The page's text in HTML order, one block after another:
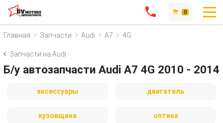
0
Главная Запчасти Audi A7 4G
Запчасти на Audi
Б/у автозапчасти Audi A7 4G 2010 - 2014
аксессуары двигатель
кузовщина оптика